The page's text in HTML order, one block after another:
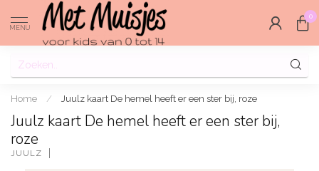
MENU
0
Home / Juulz kaart De hemel heeft er een ster bij, roze
Juulz kaart De hemel heeft er een ster bij,
roze
JUULZ